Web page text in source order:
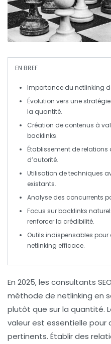
EN BREF
Importance du netlinking
Évolution vers une
la quantité.
Création de contenus à
backlinks.
Établissement de
d’autorité.
Utilisation de techniques
existants.
Analyse des concurrents
Focus surbacklinks
renforcer la crédibilité.
Outils indispensables
netlinking efficace.
En 2025, les consultants SEO
méthode de netlinking en
plutôt que sur la quantité.
valeurest essentielle pour
pertinents. Établir des